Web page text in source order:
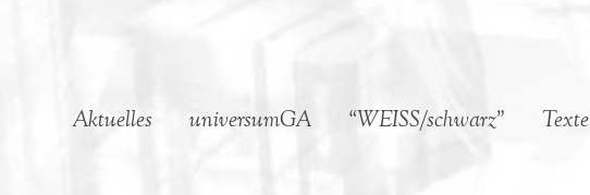
Aktuelles universumGA “WEISS/schwarz” Texte